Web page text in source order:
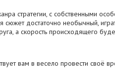
стратегии, с собственными
достаточно необычный,
а скорость происходящего
вам в весело провести своё